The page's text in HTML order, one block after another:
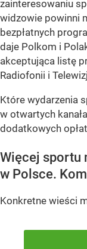
zainteresowaniu
widzowie powinni
bezpłatnych
daje Polkom i
akceptująca listę
Radiofonii i
Które wydarzenia
w otwartych
dodatkowych
Więcej sportu
w Polsce.
Konkretne wieści